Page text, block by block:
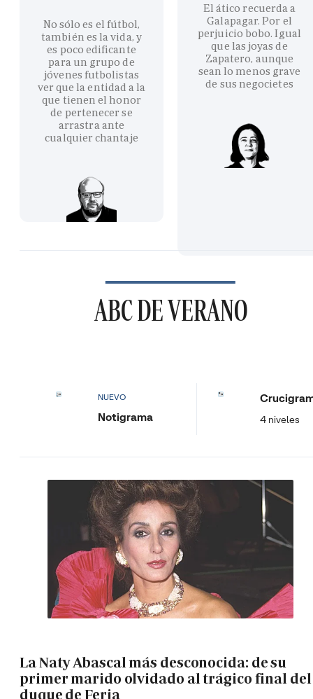
No sólo es el fútbol,
también es la vida, y
es poco edificante
para un grupo de
jóvenes futbolistas
ver que la entidad a la
que tienen el honor
de pertenecer se
arrastra ante
cualquier chantaje
El ático recuerda a
Galapagar. Por el
perjuicio bobo. Igual
que las joyas de
Zapatero, aunque
sean lo menos grave
de sus negocietes
ABC DE VERANO
NUEVO
Notigrama 4 niveles
La Naty Abascal más desconocida: de su
primer marido olvidado al trágico final del
duque de Feria